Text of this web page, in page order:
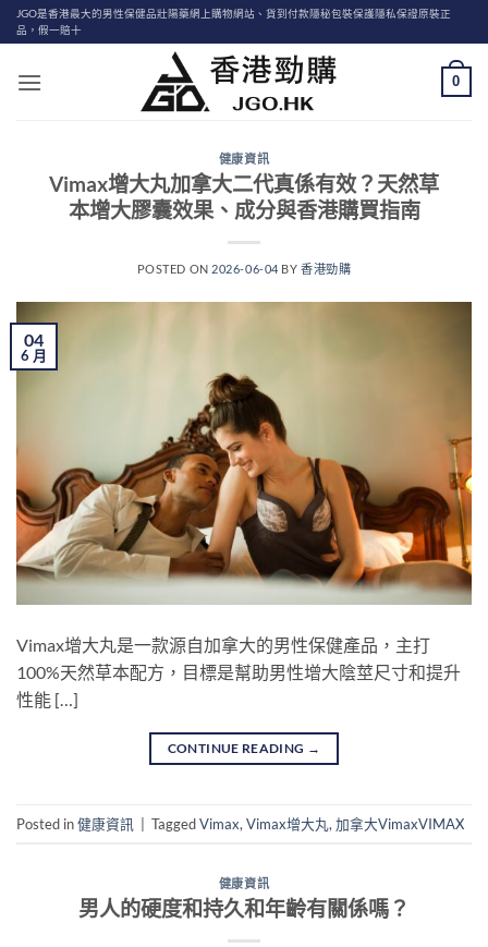
Skip
to
JGO是香港最大的男性保健品壯陽藥網上購物網站、貨到付款隱秘包裝保護隱私保證原裝正
品，假一賠十
0
健康資訊
Vimax增大丸加拿大二代真係有效？天然草
本增大膠囊效果、成分與香港購買指南
POSTED ON 2026-06-04 BY香港勁購
04
6 月
Vimax增大丸是一款源自加拿大的男性保健產品，主打
100%天然草本配方，目標是幫助男性增大陰莖尺寸和提升
性能 […]
CONTINUE READING →
Posted in健康資訊 TaggedVimax, Vimax增大丸, 加拿大VimaxVIMAX
健康資訊
男人的硬度和持久和年齡有關係嗎？